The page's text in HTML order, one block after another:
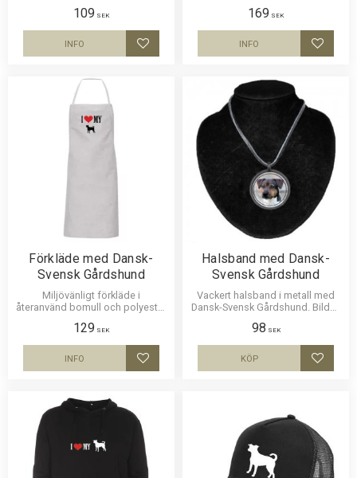
bilruta m.m.
109 SEK
Lägg till i favoriter
INFO
Gårdshund. Mössan finns i flera
färger.
169 SEK
Lägg
INFO
Förkläde med Dansk-
Svensk Gårdshund
Miljövänligt förkläde i
återanvänd bomull och polyester
Gårdshund. Motivstorlek ca 18 x
15 cm.
129 SEK
Lägg till i favoriter
INFO
Halsband med Dansk-
Svensk Gårdshund
Vackert halsband i metall med
Dansk-Svensk Gårdshund. Bilden
laminerad för att vara hållbar och
ge ett intryck av djup i bilden.
Läderrem som man kan anpassa
98 SEK
Lägg
KÖP